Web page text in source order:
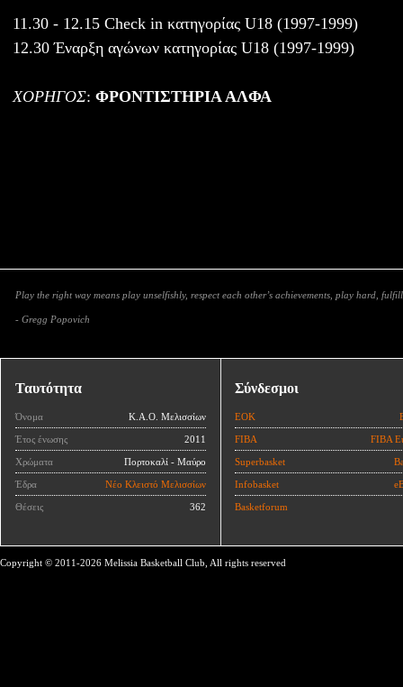
11.30 - 12.15 Check in κατηγορίας U18 (1997-1999)
12.30 Έναρξη αγώνων κατηγορίας U18 (1997-1999)
ΧΟΡΗΓΟΣ: ΦΡΟΝΤΙΣΤΗΡΙΑ ΑΛΦΑ
Play the right way means play unselfishly, respect each other’s achievements, play hard,
- Gregg Popovich
Ταυτότητα
Όνομα Κ.Α.Ο. Μελισσίων
Έτος ένωσης 2011
Χρώματα Πορτοκαλί - Μαύρο
Έδρα Νέο Κλειστό Μελισσίων
Θέσεις 362
Σύνδεσμοι
ΕΟΚ
FIBA FIBA
Superbasket
Infobasket
Basketforum
Copyright © 2011-2026 Melissia Basketball Club, All rights reserved